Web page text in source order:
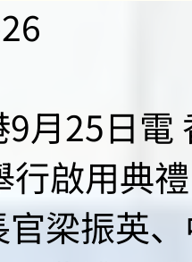
月25日電
行啟用典
梁振英